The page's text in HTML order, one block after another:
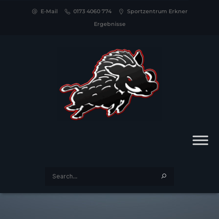
E-Mail 0173 4060 774
Sportzentrum Erkner
Ergebnisse